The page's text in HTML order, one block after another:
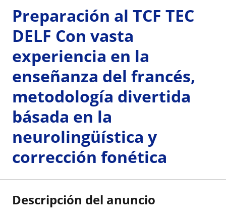
Preparación al TCF TEC
DELF Con vasta
experiencia en la
enseñanza del francés,
metodología divertida
básada en la
neurolingüística y
corrección fonética
Descripción del anuncio